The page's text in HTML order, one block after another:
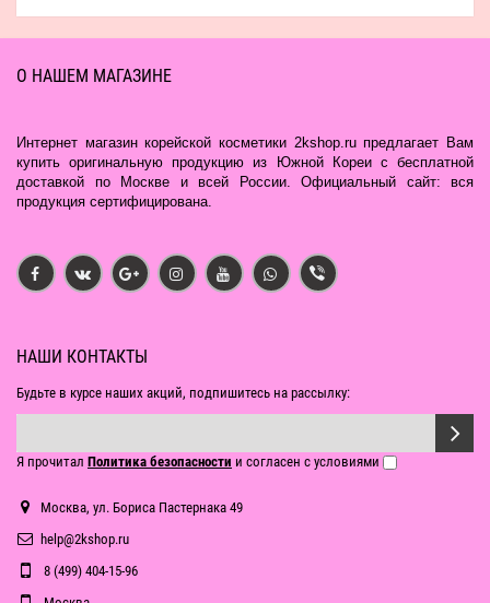
О НАШЕМ МАГАЗИНЕ
Интернет магазин корейской косметики 2kshop.ru предлагает Вам
купить оригинальную продукцию из Южной Кореи с бесплатной
доставкой по Москве и всей России. Официальный сайт: вся
продукция сертифицирована.
НАШИ КОНТАКТЫ
Будьте в курсе наших акций, подпишитесь на рассылку:
Я прочитал Политика безопасности и согласен с условиями
Москва, ул. Бориса Пастернака 49
help@2kshop.ru
8 (499) 404-15-96